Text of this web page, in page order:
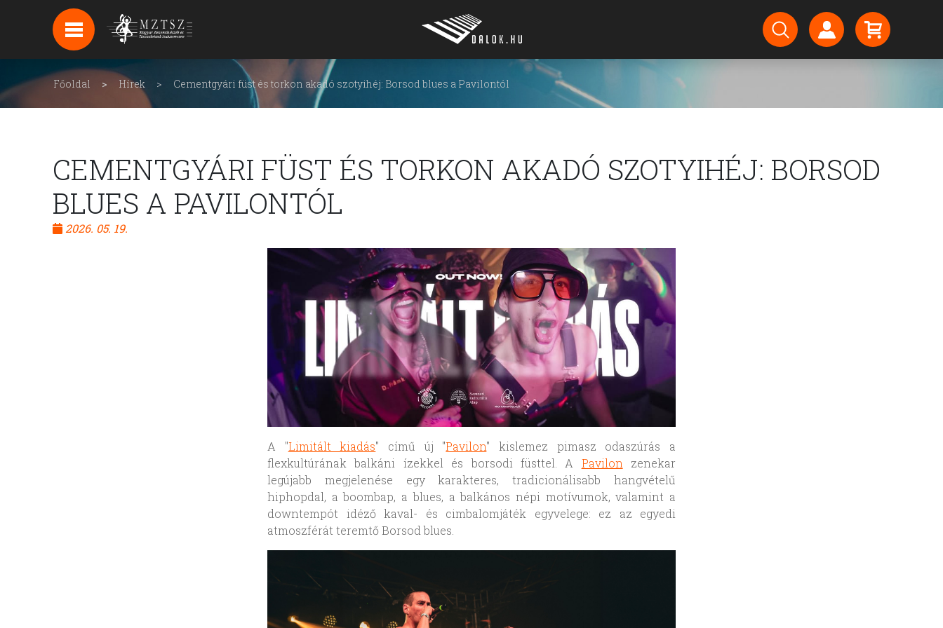
HÍREK
HÍRLEVÉL FELIRATKOZÁS
Főoldal Hírek Cementgyári füst és torkon akadó szotyihéj: Borsod blues a Pavilontól
CEMENTGYÁRI FÜST ÉS TORKON AKADÓ SZOTYIHÉJ: BORSOD
BLUES A PAVILONTÓL
2026. 05. 19.
A "Limitált kiadás" című új "Pavilon" kislemez pimasz odaszúrás a
flexkultúrának balkáni ízekkel és borsodi füsttel. A Pavilonzenekar
legújabb megjelenése egy karakteres, tradicionálisabb hangvételű
hiphopdal, a boombap, a blues, a balkános népi motívumok, valamint a
downtempót idéző kaval- és cimbalomjáték egyvelege: ez az egyedi
atmoszférát teremtő Borsod blues.